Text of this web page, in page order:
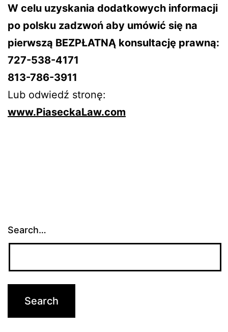
W celu uzyskania dodatkowych informacji
po polsku zadzwoń aby umówić się na
pierwszą BEZPŁATNĄ konsultację prawną:
727-538-4171
813-786-3911
Lub odwiedź stronę:
www.PiaseckaLaw.com
Search…